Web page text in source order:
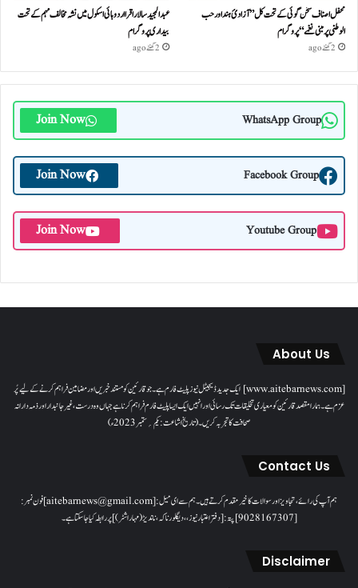
محفل اصناف سخن گوئی کے تحت کل ”آزادئ ہند اور حب
الوطنی پر مبنی نغمے“پروگرام
2 گھنٹے ago
عبدالمجید سالار اقرا اردو ہائی اسکول میں نشہ مخالف مہم کے تحت
بیداری پروگرام
2 گھنٹے ago
WhatsApp Group
Join Now
Facebook Group
Join Now
Youtube Group
Join Now
About Us
[www.aitebarnews.com] ایک جدید ڈیجیٹل نیوز پلیٹ فارم ہے۔ جو قارئین کو مستند خبریں اور مضامین فراہم کرنے کے لیے پُر
عزم ہے۔ ہمارا مقصدقارئین کو معیاری تخلیقات تک رسائی اور انہیں ایک ایسا پلیٹ فارم فراہم کرنا ہے جہاں وہ درست، غیر جانبدار اور ذمہ دارانہ
صحافت کا تجربہ کریں۔( تاریخ اشاعت : یکم؍ ستمبر 2023ء)
Contact Us
ہم آپ کی رائے، تجاویز اور سوالات کا خیرمقدم کرتے ہیں۔ ہم سےای میل: [aitebarnews@gmail.com]فون نمبر:
[9028167307]پتہ: [دفتر اعتبار نیوز، ، دیگلور ناکہ، ناندیڑ(مہاراشٹر) ] پر رابطہ کیا جاسکتا ہے۔
Disclaimer